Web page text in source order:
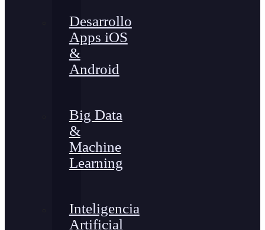
Desarrollo
Apps iOS
&
Android
Big Data
&
Machine
Learning
Inteligencia
Artificial